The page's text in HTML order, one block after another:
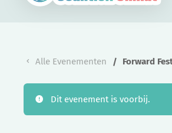
Alle Evenementen Forward
Dit evenement is voorbij.